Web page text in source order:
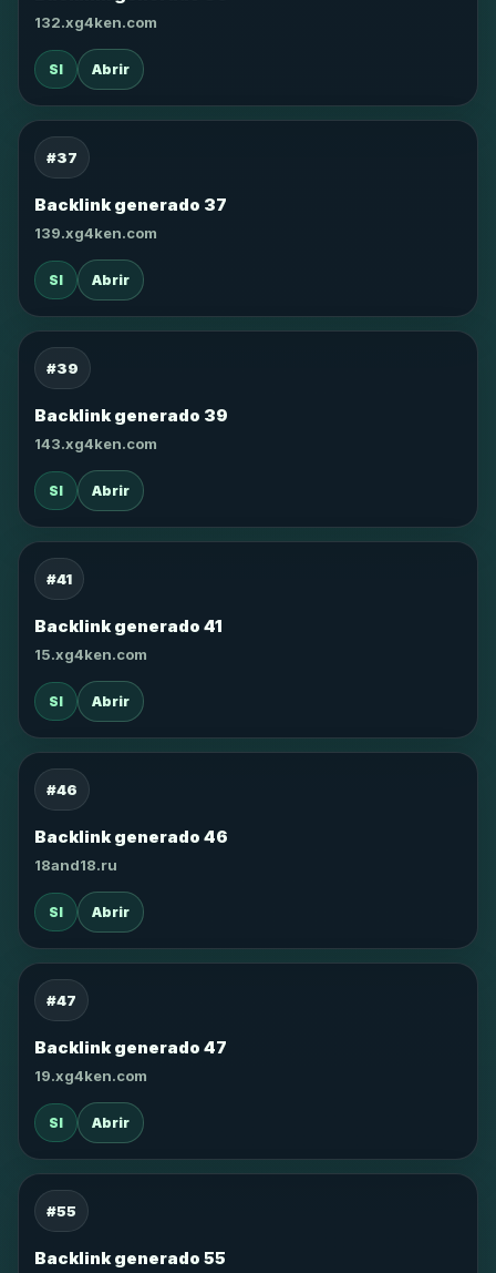
132.xg4ken.com
SI Abrir
#37
Backlink generado 37
139.xg4ken.com
SI Abrir
#39
Backlink generado 39
143.xg4ken.com
SI Abrir
#41
Backlink generado 41
15.xg4ken.com
SI Abrir
#46
Backlink generado 46
18and18.ru
SI Abrir
#47
Backlink generado 47
19.xg4ken.com
SI Abrir
#55
Backlink generado 55